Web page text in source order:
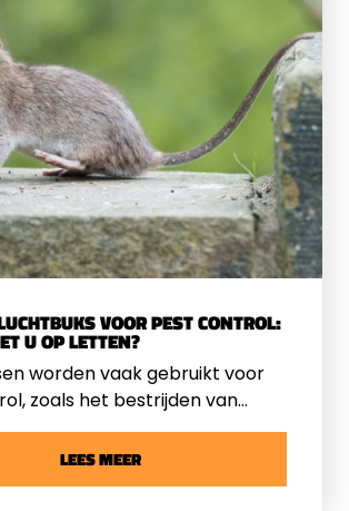
VOOR PEST CONTROL:
U OP LETTEN?
worden vaak gebruikt voor
zoals het bestrijden van
elke luchtbuks is geschikt voor
De juiste
van kracht, nauwkeurigheid en
LEES MEER